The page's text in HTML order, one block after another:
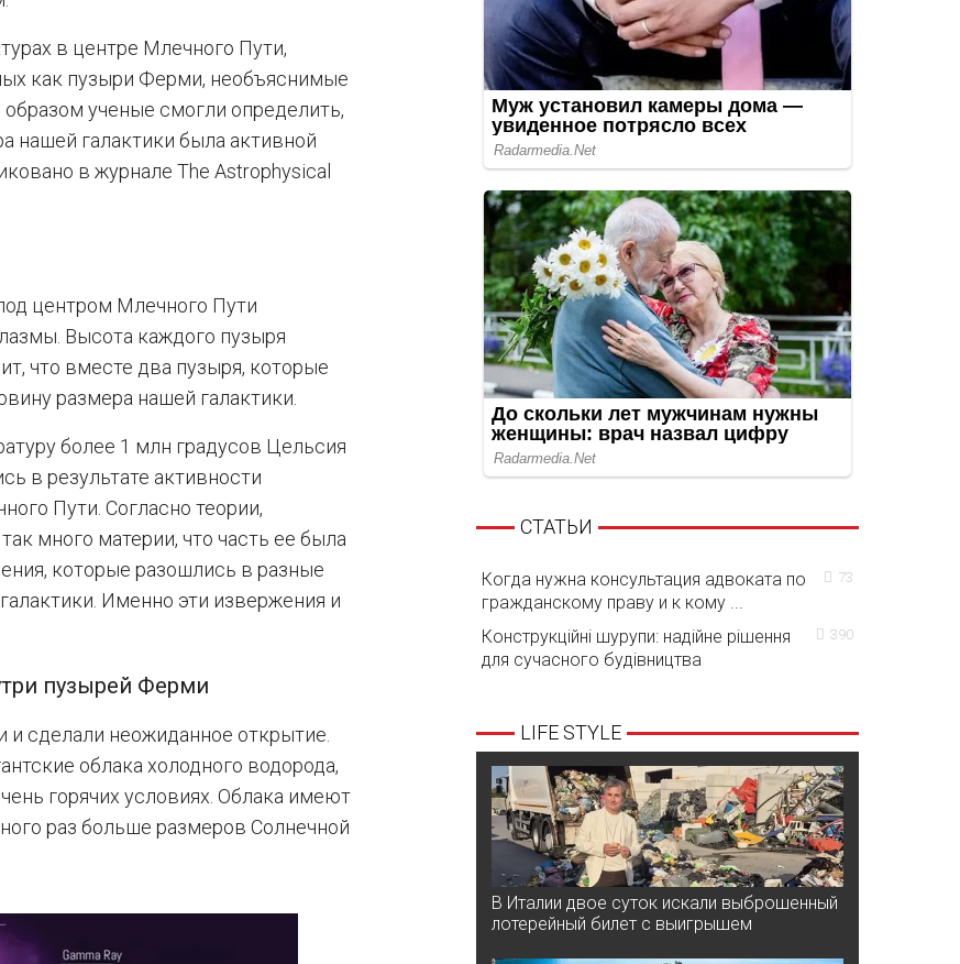
в центре Млечного Пути,
как пузыри Ферми, необъяснимые
ученые смогли определить,
нашей галактики была активной
в журнале The Astrophysical
центром Млечного Пути
Высота каждого пузыря
что вместе два пузыря, которые
размера нашей галактики.
более 1 млн градусов Цельсия
в результате активности
Пути. Согласно теории,
много материи, что часть ее была
которые разошлись в разные
Именно эти извержения и
пузырей Ферми
сделали неожиданное открытие.
облака холодного водорода,
горячих условиях. Облака имеют
раз больше размеров Солнечной
СТАТЬИ
Когда нужна консультация адвоката по
гражданскому праву и к кому ...
73
Конструкційні шурупи: надійне рішення
для сучасного будівництва
390
LIFE STYLE
В Италии двое суток искали выброшенный
лотерейный билет с выигрышем